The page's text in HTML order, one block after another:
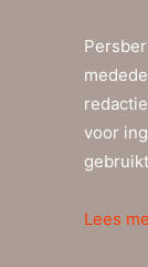
voor
Lees